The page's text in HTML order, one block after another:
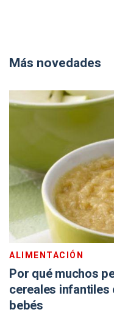
Más novedades
ALIMENTACIÓN
Por qué muchos
cereales infantiles
bebés